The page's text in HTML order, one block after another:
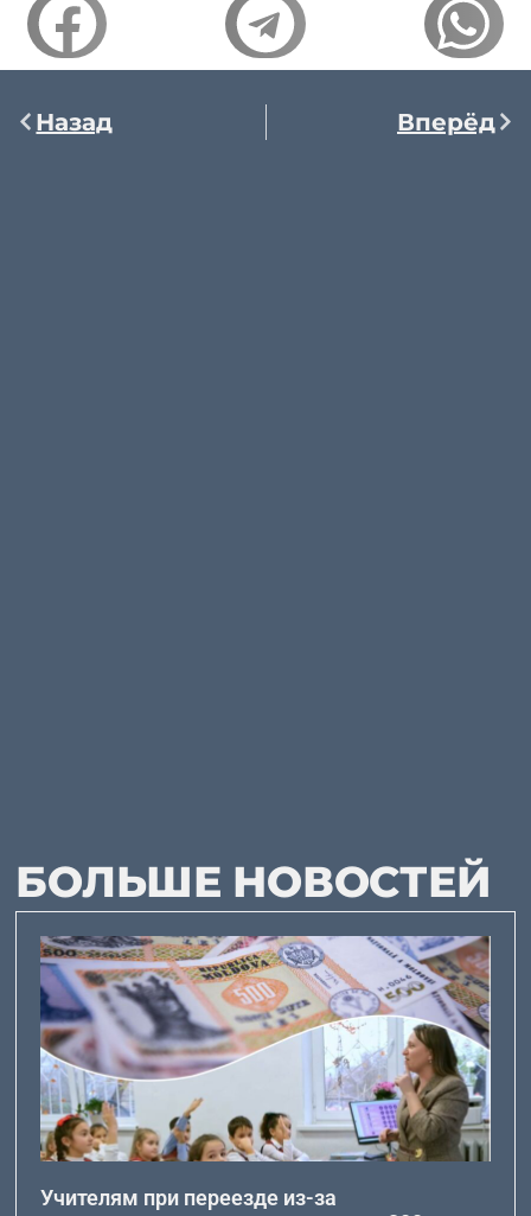
Назад Вперёд
БОЛЬШЕ НОВОСТЕЙ
Учителям при переезде из-за